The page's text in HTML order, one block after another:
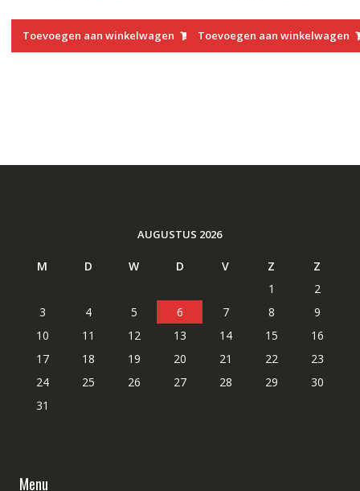
was:
€27.00.
is:
€14.40.
Toevoegen aan winkelwagen
was:
€27.00.
is:
€14.40.
Toevoegen aan winkelwagen
AUGUSTUS 2026
M D W D V Z
Z
1
2
3
4 5 6 7 8
9
10
11 12 13 14 15
16
17
18 19 20 21 22
23
24
25 26 27 28 29
30
31
Menu